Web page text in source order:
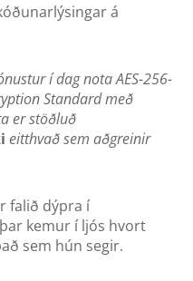
á
í dag nota AES-256-
Standard með
er stöðluð
eitthvað sem aðgreinir
falið dýpra í
kemur í ljós hvort
sem hún segir.